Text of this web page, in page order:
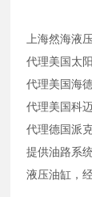
上海然海液
代理美国太
代理美国海
代理美国科
代理德国派
提供油路系
液压油缸，